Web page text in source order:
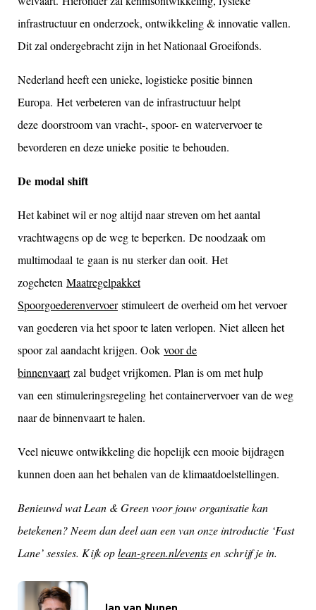
infrastructuur en onderzoek, ontwikkeling & innovatie vallen.
Dit zal ondergebracht zijn in het Nationaal Groeifonds.
Nederland heeft een unieke, logistieke positie binnen
Europa. Het verbeteren van de infrastructuur helpt
deze doorstroom van vracht-, spoor- en watervervoer te
bevorderen en deze unieke positie te behouden.
De modal shift
Het kabinet wil er nog altijd naar streven om het aantal
vrachtwagens op de weg te beperken. De noodzaak om
multimodaal te gaan is nu sterker dan ooit. Het
zogeheten Maatregelpakket
Spoorgoederenvervoer stimuleert de overheid om het vervoer
van goederen via het spoor te laten verlopen. Nietalleen het
spoor zal aandacht krijgen. Ook voor de
binnenvaart zal budget vrijkomen. Plan is om met hulp
van een stimuleringsregeling het containervervoer van de weg
naar de binnenvaart te halen.
Veel nieuwe ontwikkeling die hopelijk een mooie bijdragen
kunnen doen aan het behalen van de klimaatdoelstellingen.
Benieuwd wat Lean & Green voor jouw organisatie kan
betekenen? Neem dan deel aan een van onze introductie ‘Fast
Lane’ sessies. Kijk oplean-green.nl/eventsen schrijf je in.